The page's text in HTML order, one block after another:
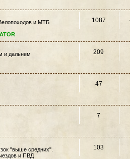
и МТБ
1087
и дальнем
209
47
7
"выше средних".
и ПВД
103